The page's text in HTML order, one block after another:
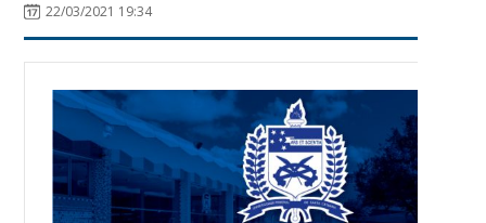
22/03/2021 19:34